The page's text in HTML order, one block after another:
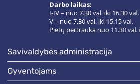
Darbo laikas:
I-IV – nuo 7.30 val. iki 16.30 val.
V – nuo 7.30 val. iki 15.15 val.
Pietų pertrauka nuo 11.30 val.
savivaldybės administracija
gyventojams